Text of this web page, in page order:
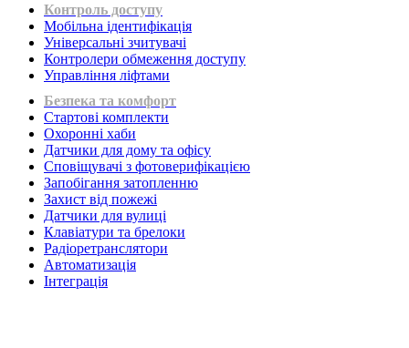
Контроль доступу
Мобільна ідентифікація
Універсальні зчитувачі
Контролери обмеження доступу
Управління ліфтами
Безпека та комфорт
Стартові комплекти
Охоронні хаби
Датчики для дому та офісу
Сповіщувачі з фотоверифікацією
Запобігання затопленню
Захист від пожежі
Датчики для вулиці
Клавіатури та брелоки
Радіоретранслятори
Автоматизація
Інтеграція